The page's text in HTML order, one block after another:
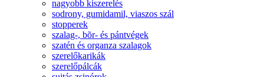
nagyobb kiszerelés
sodrony, gumidamil, viaszos szál
stopperek
szalag-, bõr- és pántvégek
szatén és organza szalagok
szerelőkarikák
szerelőpálcák